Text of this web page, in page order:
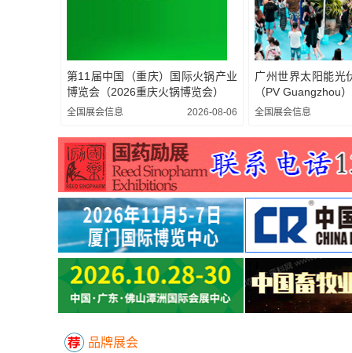
第11届中国（重庆）国际火锅产业
博览会（2026重庆火锅博览会）
全国展会信息 2026-08-06
广州世界太阳能光
（PV Guangzhou）
全国展会信息
品牌展会